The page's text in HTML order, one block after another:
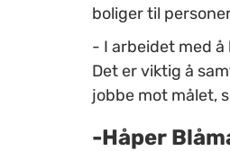
boliger til
- I arbeidet med
Det er viktig å
jobbe mot målet,
-Håper